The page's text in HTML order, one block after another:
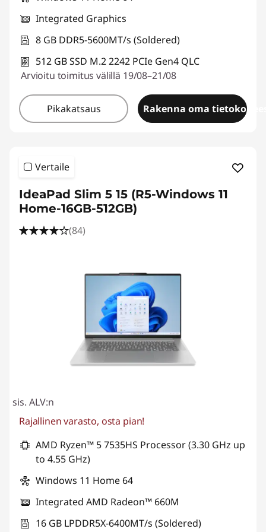
Integrated Graphics
8 GB DDR5-5600MT/s (Soldered)
512 GB SSD M.2 2242 PCIe Gen4 QLC
Arvioitu toimitus välillä 19/08–21/08
Pikakatsaus Rakenna oma
Vertaile
IdeaPad Slim 5 15 (R5-Windows 11
Home-16GB-512GB)
(84)
sis. ALV:n
Rajallinen varasto, osta pian!
AMD Ryzen™ 5 7535HS Processor (3.30 GHz up
to 4.55 GHz)
Windows 11 Home 64
Integrated AMD Radeon™ 660M
16 GB LPDDR5X-6400MT/s (Soldered)